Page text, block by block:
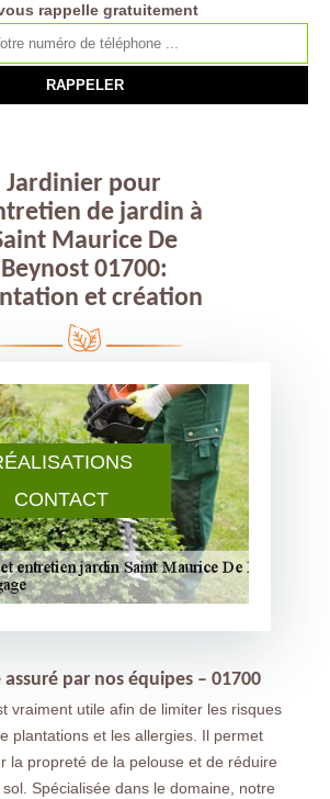
CONTACT
rappelle gratuitement
Jardinier pour
de jardin à
Maurice De
Beynost 01700:
et création
par nos équipes – 01700
vraiment utile afin de limiter les risques
plantations et les allergies. Il permet
la propreté de la pelouse et de réduire
Spécialisée dans le domaine, notre